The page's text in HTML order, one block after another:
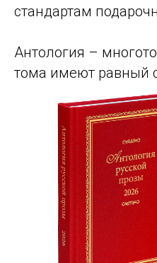
стандартам
Антология –
тома имеют равный